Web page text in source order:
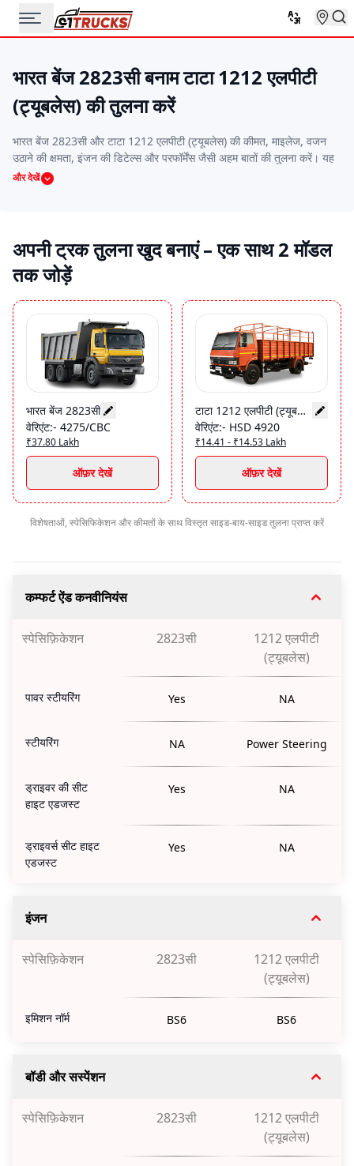
भारत बेंज 2823सी बनाम टाटा 1212 एलपीटी
(ट्यूबलेस) की तुलना करें
भारत बेंज 2823सी और टाटा 1212 एलपीटी (ट्यूबलेस) की कीमत, माइलेज, वजन
उठाने की क्षमता, इंजन की डिटेल्स और परफॉर्मेंस जैसी अहम बातों की तुलना करें। यह
साइड-बाय-साइड तुलना आपको वो ट्रक चुनने में मदद करेगी जो आपके बजट, रूट और
और देखें
अपनी ट्रक तुलना खुद बनाएं – एक साथ 2 मॉडल
तक जोड़ें
भारत बेंज 2823सी
वेरिएंट:- 4275/CBC
₹37.80 Lakh
ऑफ़र देखें
टाटा 1212 एलपीटी (ट्यूबलेस)
वेरिएंट:- HSD 4920
₹14.41 - ₹14.53 Lakh
ऑफ़र देखें
विशेषताओं, स्पेसिफिकेशन और कीमतों के साथ विस्तृत साइड-बाय-साइड तुलना प्राप्त करें
कम्फर्ट ऐंड कनवीनियंस
स्पेसिफ़िकेशन 2823सी
1212 एलपीटी
(ट्यूबलेस)
पावर स्टीयरिंग Yes NA
स्टीयरिंग NA Power Steering
ड्राइवर की सीट
हाइट एडजस्ट
Yes NA
ड्राइवर्स सीट हाइट
एडजस्ट
Yes NA
इंजन
स्पेसिफ़िकेशन 2823सी
1212 एलपीटी
(ट्यूबलेस)
इमिशन नॉर्म BS6 BS6
बॉडी और सस्पेंशन
स्पेसिफ़िकेशन 2823सी
1212 एलपीटी
(ट्यूबलेस)